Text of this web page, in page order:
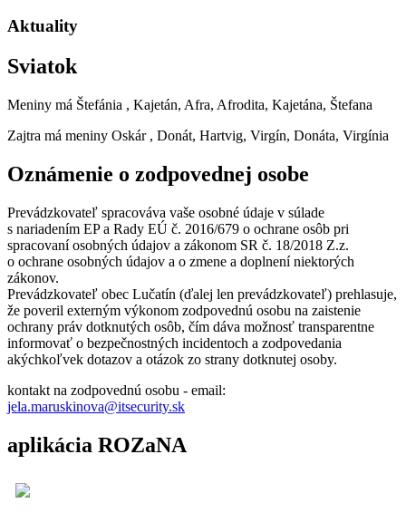
Aktuality
Sviatok
Meniny má Štefánia , Kajetán, Afra, Afrodita, Kajetána, Štefana
Zajtra má meniny Oskár , Donát, Hartvig, Virgín, Donáta, Virgínia
Oznámenie o zodpovednej osobe
Prevádzkovateľ spracováva vaše osobné údaje v súlade
s nariadením EP a Rady EÚ č. 2016/679 o ochrane osôb pri
spracovaní osobných údajov a zákonom SR č. 18/2018 Z.z.
o ochrane osobných údajov a o zmene a doplnení niektorých
zákonov.
Prevádzkovateľ obec Lučatín (ďalej len prevádzkovateľ) prehlasuje,
že poveril externým výkonom zodpovednú osobu na zaistenie
ochrany práv dotknutých osôb, čím dáva možnosť transparentne
informovať o bezpečnostných incidentoch a zodpovedania
akýchkoľvek dotazov a otázok zo strany dotknutej osoby.
kontakt na zodpovednú osobu - email:
jela.maruskinova@itsecurity.sk
aplikácia ROZaNA